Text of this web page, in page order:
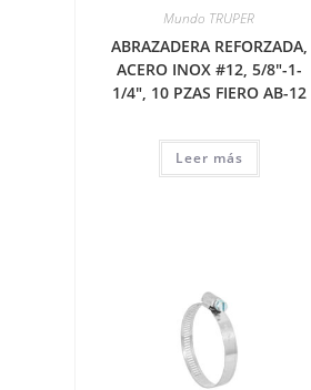
Mundo TRUPER
ABRAZADERA REFORZADA,
ACERO INOX #12, 5/8″-1-
1/4″, 10 PZAS FIERO AB-12
Leer más